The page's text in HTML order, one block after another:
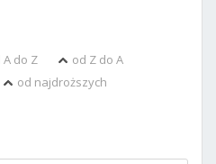
A do Z
od Z do A
od najdroższych